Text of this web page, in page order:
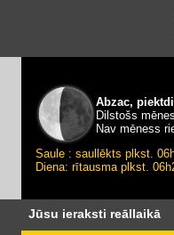
Abzac,
Dilstošs
Nav mēness
Saule : saullēkts plkst.
Diena: rītausma plkst.
Jūsu ieraksti reāllaikā